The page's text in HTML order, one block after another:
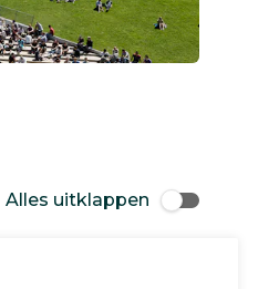
Alles uitklappen